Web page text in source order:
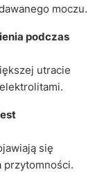
moczu.
podczas
utracie
się
przytomności.